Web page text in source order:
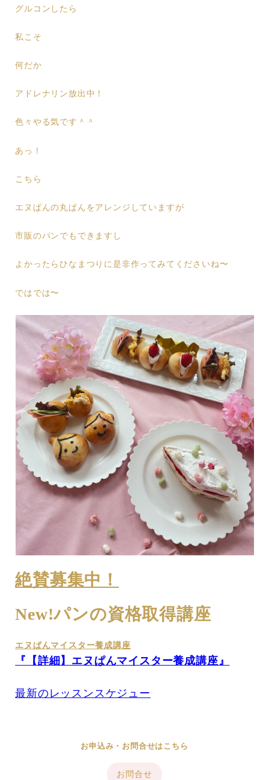
グルコンしたら
私こそ
何だか
アドレナリン放出中！
色々やる気です＾＾
あっ！
こちら
エヌぱんの丸ぱんをアレンジしていますが
市販のパンでもできますし
よかったらひなまつりに是非作ってみてくださいね〜
ではでは〜
絶賛募集中！
New!パンの資格取得講座
エヌぱんマイスター養成講座
『【詳細】エヌぱんマイスター養成講座』
最新のレッスンスケジュー
お申込み・お問合せはこちら
お問合せ